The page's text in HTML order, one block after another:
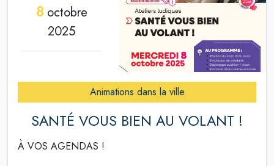
8octobre
2025
Animations dans la ville
SANTÉ VOUS BIEN AU VOLANT !
À VOS AGENDAS !